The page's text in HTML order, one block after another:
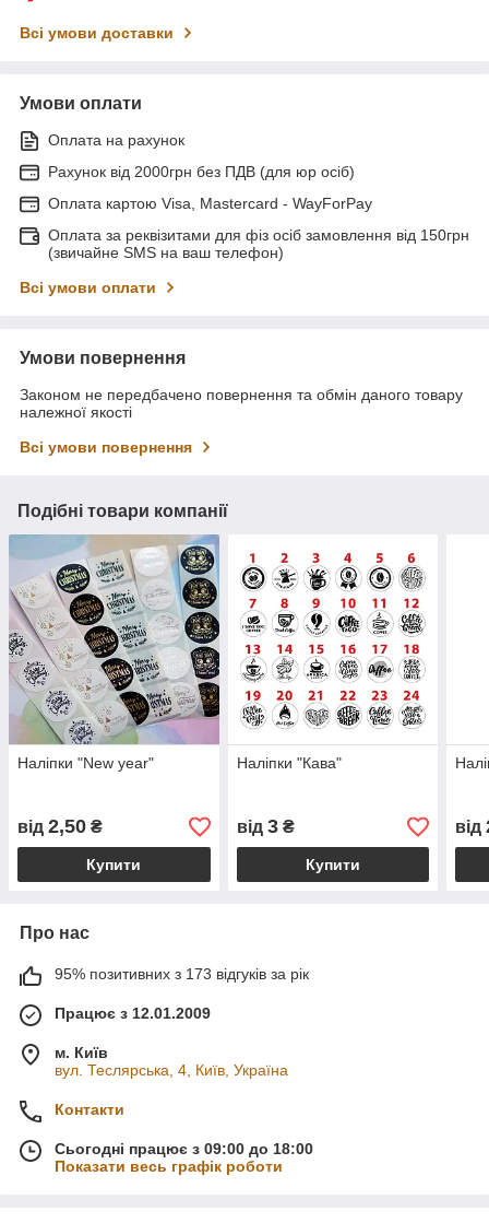
Всі умови доставки
Умови оплати
Оплата на рахунок
Рахунок від 2000грн без ПДВ (для юр осіб)
Оплата картою Visa, Mastercard - WayForPay
Оплата за реквізитами для фіз осіб замовлення від 150грн
(звичайне SMS на ваш телефон)
Всі умови оплати
Умови повернення
Законом не передбачено повернення та обмін даного товару
належної якості
Всі умови повернення
Подібні товари компанії
Наліпки "New year"
від 2,50 ₴
Купити
Наліпки "Кава"
від 3₴
Купити
від
Про нас
95% позитивних з 173 відгуків за рік
Працює з 12.01.2009
м. Київ
вул. Теслярська, 4, Київ, Україна
Контакти
Сьогодні працює з 09:00 до 18:00
Показати весь графік роботи